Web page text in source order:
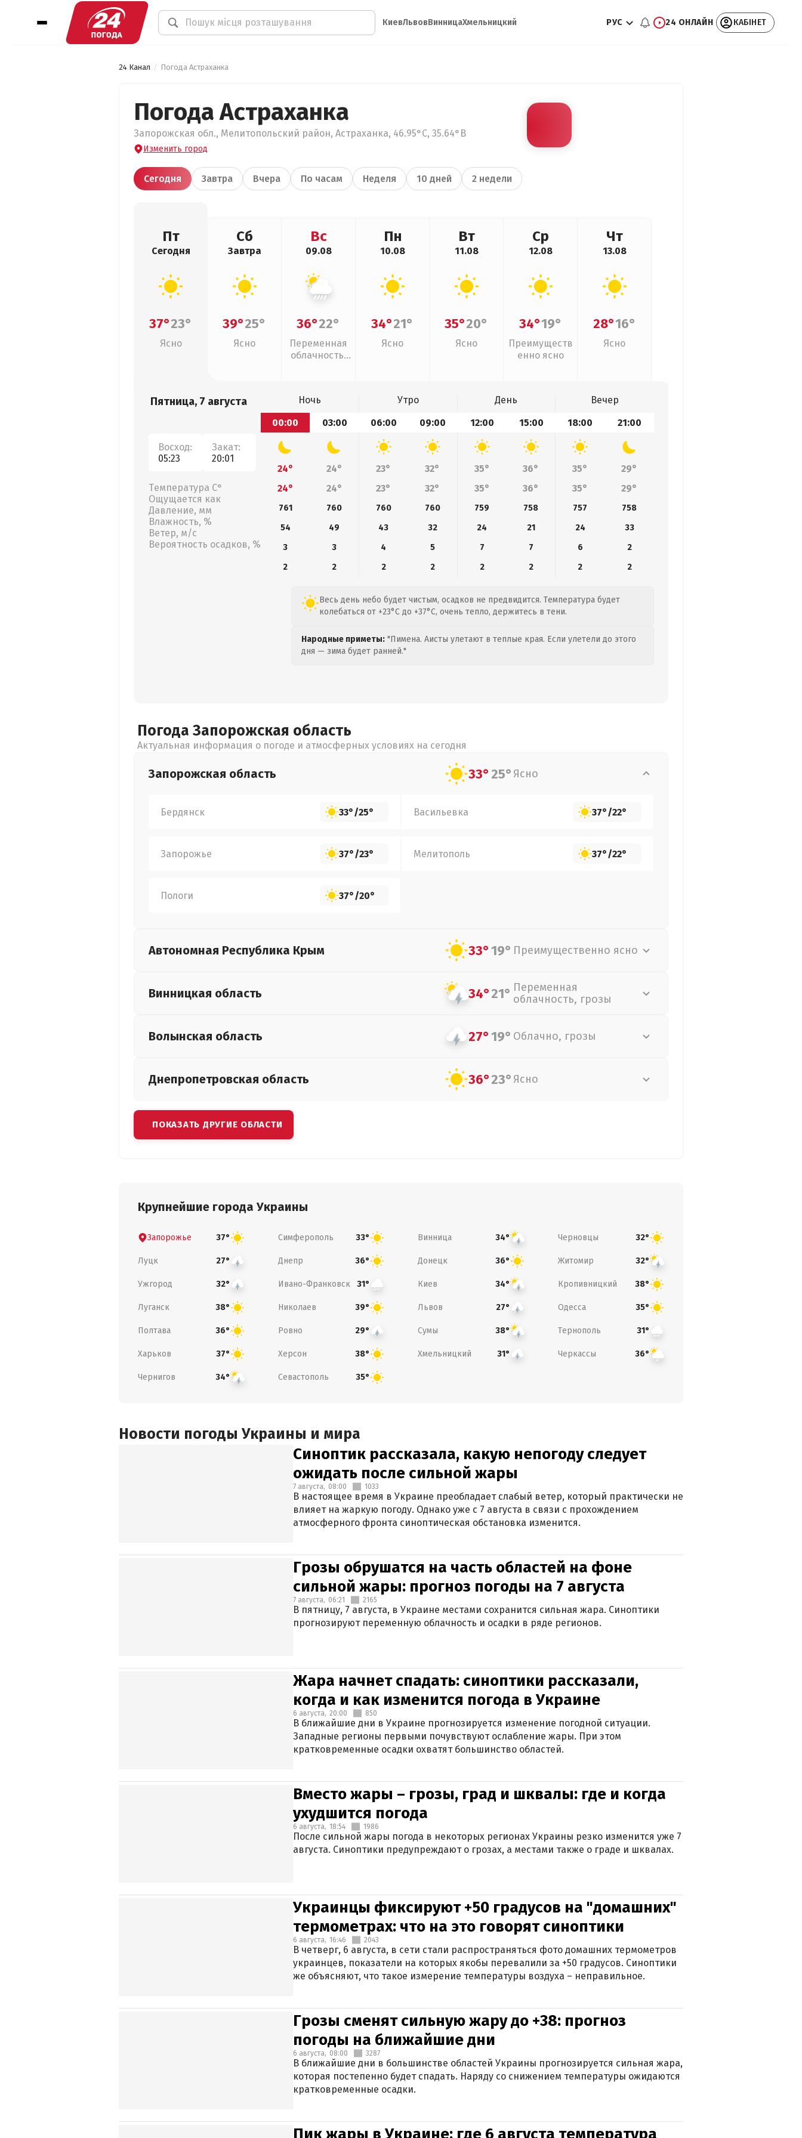
КиевЛьвовВинницаХмельницкий РУС 24 ОНЛАЙН КАБІНЕТ
24 Канал Погода Астраханка
Погода Астраханка
Запорожская обл., Мелитопольский район, Астраханка, 46.95°С, 35.64°В
Изменить город
Сегодня Завтра Вчера По часам Неделя 10 дней 2 недели
Пт
Сегодня
37°23°
Ясно
Сб
Завтра
39°25°
Ясно
Вс
09.08
36°22°
Переменная
облачность,
Пн
10.08
34°21°
Ясно
Вт
11.08
35°20°
Ясно
Ср
12.08
34°19°
Преимуществ
енно ясно
Чт
13.08
28°16°
Ясно
Пятница, 7 августа
Восход:
05:23
Закат:
20:01
Температура С°
Ощущается как
Давление, мм
Влажность, %
Ветер, м/с
Вероятность осадков, %
Ночь Утро День
Вечер
00:00
03:00 06:00 09:00 12:00 15:00 18:00 21:00
24° 24° 23° 32° 35° 36° 35°
29°
24°
24° 23° 32° 35° 36° 35° 29°
761 760 760 760 759 758 757
758
54
49 43 32 24 21 24
33
3
3 4 5 7 7 6
2
2
2 2 2 2 2 2 2
Весь день небо будет чистым, осадков не предвидится. Температура будет
колебаться от +23°C до +37°C, очень тепло, держитесь в тени.
Народные приметы: "Пимена. Аисты улетают в теплые края. Если улетели до этого
дня — зима будет ранней."
Погода Запорожская область
Актуальная информация о погоде и атмосферных условиях на сегодня
Запорожская область 33°25° Ясно
Бердянск 33°/25° Васильевка 37°/22°
Запорожье 37°/23° Мелитополь 37°/22°
Пологи 37°/20°
Автономная Республика Крым 33°19° Преимущественно ясно
Винницкая область 34°21° Переменная
облачность, грозы
Волынская область 27°19° Облачно, грозы
Днепропетровская область 36°23° Ясно
ПОКАЗАТЬ ДРУГИЕ ОБЛАСТИ
Крупнейшие города Украины
Запорожье 37° Симферополь 33° Винница 34° Черновцы 32°
Луцк 27° Днепр 36° Донецк 36° Житомир 32°
Ужгород 32° Ивано-Франковск 31° Киев 34° Кропивницкий 38°
Луганск 38° Николаев 39° Львов 27° Одесса 35°
Полтава 36° Ровно 29° Сумы 38° Тернополь 31°
Харьков 37° Херсон 38° Хмельницкий 31° Черкассы 36°
Чернигов 34° Севастополь 35°
Новости погоды Украины и мира
Синоптик рассказала, какую непогоду следует
ожидать после сильной жары
7 августа, 08:00 1033
В настоящее время в Украине преобладает слабый ветер, который практически не
влияет на жаркую погоду. Однако уже с 7 августа в связи с прохождением
атмосферного фронта синоптическая обстановка изменится.
Грозы обрушатся на часть областей на фоне
сильной жары: прогноз погоды на 7 августа
7 августа, 06:21 2165
В пятницу, 7 августа, в Украине местами сохранится сильная жара. Синоптики
прогнозируют переменную облачность и осадки в ряде регионов.
Жара начнет спадать: синоптики рассказали,
когда и как изменится погода в Украине
6 августа, 20:00 850
В ближайшие дни в Украине прогнозируется изменение погодной ситуации.
Западные регионы первыми почувствуют ослабление жары. При этом
кратковременные осадки охватят большинство областей.
Вместо жары – грозы, град и шквалы: где и когда
ухудшится погода
6 августа, 18:54 1986
После сильной жары погода в некоторых регионах Украины резко изменится уже 7
августа. Синоптики предупреждают о грозах, а местами также о граде и шквалах.
Украинцы фиксируют +50 градусов на "домашних"
термометрах: что на это говорят синоптики
6 августа, 16:46 2043
В четверг, 6 августа, в сети стали распространяться фото домашних термометров
украинцев, показатели на которых якобы перевалили за +50 градусов. Синоптики
же объясняют, что такое измерение температуры воздуха – неправильное.
Грозы сменят сильную жару до +38: прогноз
погоды на ближайшие дни
6 августа, 08:00 3287
В ближайшие дни в большинстве областей Украины прогнозируется сильная жара,
которая постепенно будет спадать. Наряду со снижением температуры ожидаются
кратковременные осадки.
Пик жары в Украине: где 6 августа температура